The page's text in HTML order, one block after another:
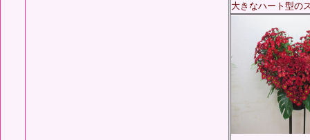
大きなハート型の